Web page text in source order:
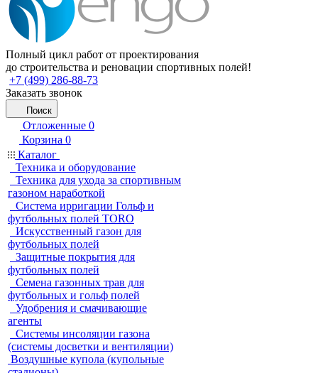
Полный цикл работ от проектирования
до строительства и реновации спортивных полей!
+7 (499) 286-88-73
Заказать звонок
Поиск
Отложенные 0
Корзина 0
Каталог
Техника и оборудование
Техника для ухода за спортивным
газоном наработкой
Система ирригации Гольф и
футбольных полей TORO
Искусственный газон для
футбольных полей
Защитные покрытия для
футбольных полей
Семена газонных трав для
футбольных и гольф полей
Удобрения и смачивающие
агенты
Системы инсоляции газона
(системы досветки и вентиляции)
Воздушные купола (купольные